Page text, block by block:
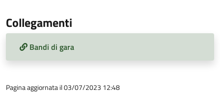
Collegamenti
Bandi di gara
Pagina aggiornata il 03/07/2023 12:48